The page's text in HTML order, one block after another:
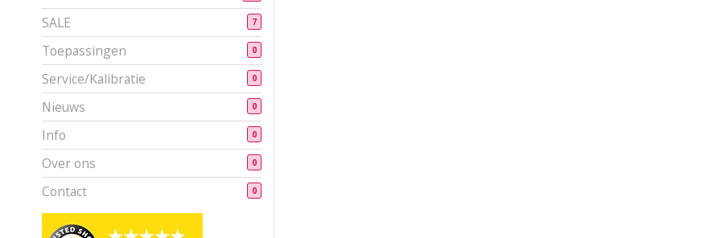
SALE 7
Toepassingen 0
Service/Kalibratie 0
Nieuws 0
Info 0
Over ons 0
Contact 0